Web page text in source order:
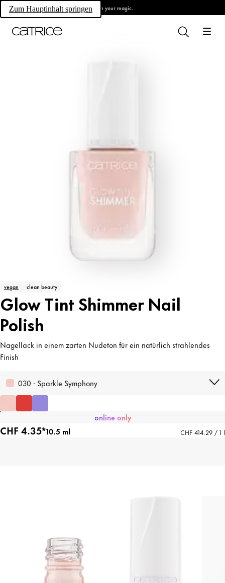
Zum Hauptinhalt springen Own your magic.
vegan clean beauty
Glow Tint Shimmer Nail
Polish
Nagellack in einem zarten Nudeton für ein natürlich strahlendes
Finish
030 · Sparkle Symphony
online only
CHF 4.35*10.5 ml CHF 414.29 / 1 l